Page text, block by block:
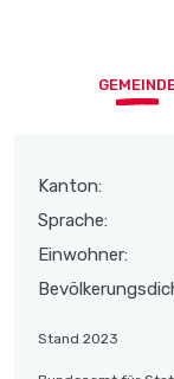
Kanton:
Sprache:
Einwohner:
Stand 2023